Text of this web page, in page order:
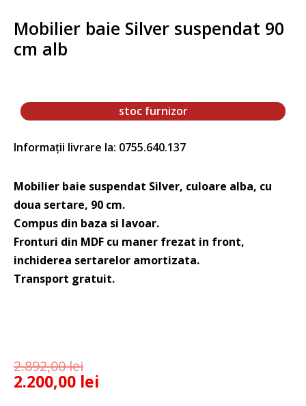
Mobilier baie Silver suspendat 90
cm alb
stoc furnizor
Informații livrare la: 0755.640.137
Mobilier baie suspendat Silver, culoare alba, cu
doua sertare, 90 cm.
Compus din baza si lavoar.
Fronturi din MDF cu maner frezat in front,
inchiderea sertarelor amortizata.
Transport gratuit.
2.892,00lei
2.200,00 lei